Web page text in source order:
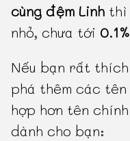
cùng đệm Linh
nhỏ, chưa tới0.1%
Nếu bạn rất
phá thêm các
hợp hơn tên
dành cho bạn: